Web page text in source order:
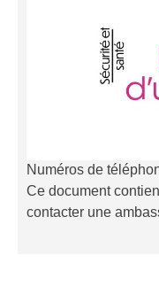
Numéros de
Ce document
contacter une